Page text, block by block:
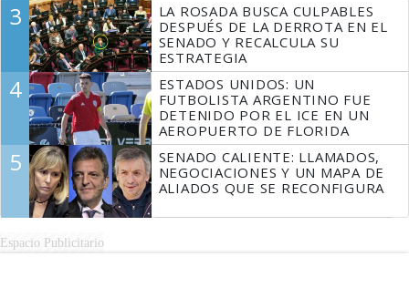
3
LA ROSADA BUSCA CULPABLES
DESPUÉS DE LA DERROTA EN EL
SENADO Y RECALCULA SU
ESTRATEGIA
4
ESTADOS UNIDOS: UN
FUTBOLISTA ARGENTINO FUE
DETENIDO POR EL ICE EN UN
AEROPUERTO DE FLORIDA
5
SENADO CALIENTE: LLAMADOS,
NEGOCIACIONES Y UN MAPA DE
ALIADOS QUE SE RECONFIGURA
Espacio Publicitario